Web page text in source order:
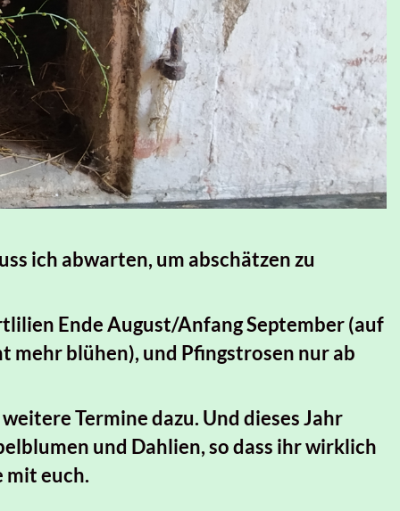
ich abwarten, um abschätzen zu
Ende August/Anfang September (auf
mehr blühen), und Pfingstrosen nur ab
Termine dazu. Und dieses Jahr
und Dahlien, so dass ihr wirklich
mit euch.